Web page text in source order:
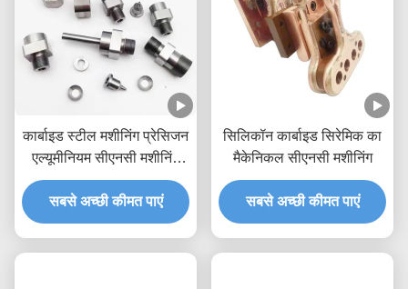
कार्बाइड स्टील मशीनिंग प्रेसिजन
एल्यूमीनियम सीएनसी मशीनिंग
सेवा
सबसे अच्छी कीमत पाएं
सिलिकॉन कार्बाइड सिरेमिक का
मैकेनिकल सीएनसी मशीनिंग
सबसे अच्छी कीमत पाएं